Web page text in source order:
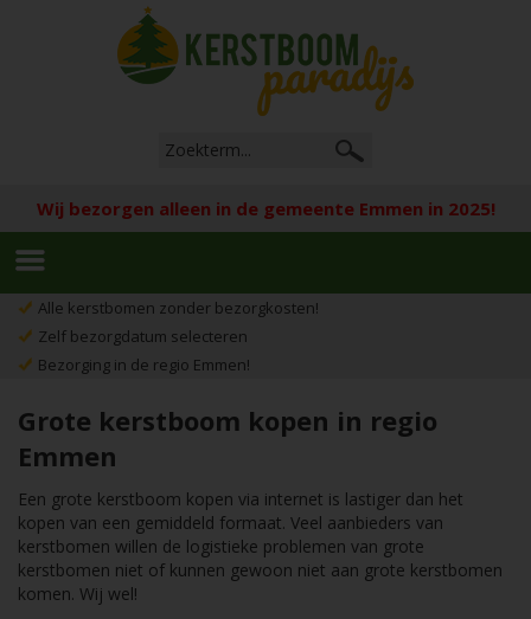
Wij bezorgen alleen in de gemeente Emmen in 2025!
Alle kerstbomen zonder bezorgkosten!
Zelf bezorgdatum selecteren
Bezorging in de regio Emmen!
Grote kerstboom kopen in regio
Emmen
Een grote kerstboom kopen via internet is lastiger dan het
kopen van een gemiddeld formaat. Veel aanbieders van
kerstbomen willen de logistieke problemen van grote
kerstbomen niet of kunnen gewoon niet aan grote kerstbomen
komen. Wij wel!